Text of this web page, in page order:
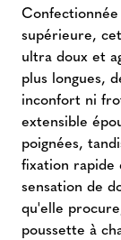
supérieure,
ultra doux et
plus longues,
inconfort ni
extensible
poignées,
fixation rapide
sensation de
qu'elle
poussette à